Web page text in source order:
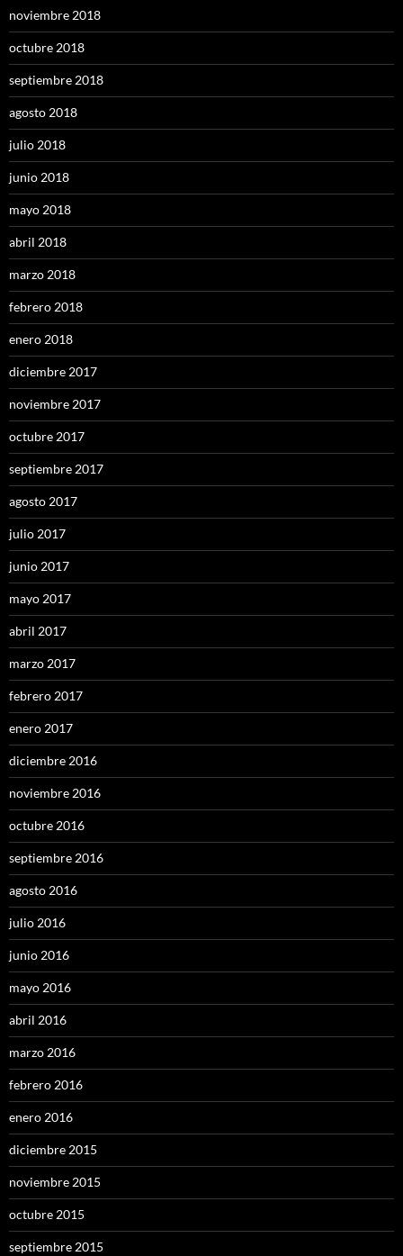
noviembre 2018
octubre 2018
septiembre 2018
agosto 2018
julio 2018
junio 2018
mayo 2018
abril 2018
marzo 2018
febrero 2018
enero 2018
diciembre 2017
noviembre 2017
octubre 2017
septiembre 2017
agosto 2017
julio 2017
junio 2017
mayo 2017
abril 2017
marzo 2017
febrero 2017
enero 2017
diciembre 2016
noviembre 2016
octubre 2016
septiembre 2016
agosto 2016
julio 2016
junio 2016
mayo 2016
abril 2016
marzo 2016
febrero 2016
enero 2016
diciembre 2015
noviembre 2015
octubre 2015
septiembre 2015